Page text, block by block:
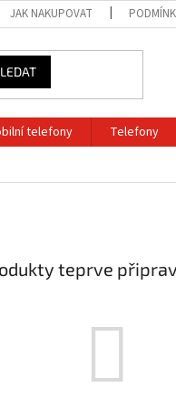
JAK NAKUPOVAT
telefony Telefony
teprve